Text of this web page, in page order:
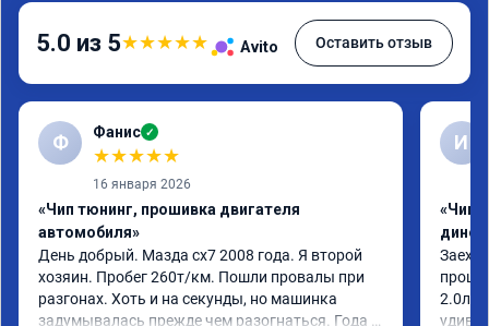
5.0 из 5★★★★★ Avito Оставить отзыв
Ф Фанис ✓
★★★★★
16 января 2026
«Чип тюнинг, прошивка двигателя
автомобиля»
День добрый. Мазда сх7 2008 года. Я второй
хозяин. Пробег 260т/км. Пошли провалы при
разгонах. Хоть и на секунды, но машинка
задумывалась прежде чем разогнаться. Года 4
И
«Чип
2.0л.